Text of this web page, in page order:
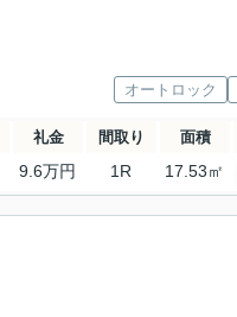
オートロック
礼金 間取り 面積
9.6万円 1R 17.53㎡